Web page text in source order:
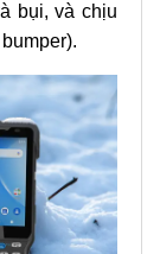
bụi, và chịu